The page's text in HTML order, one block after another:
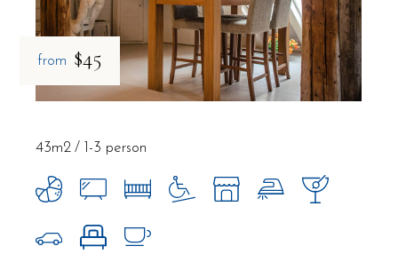
from $45
43m2 1-3 person